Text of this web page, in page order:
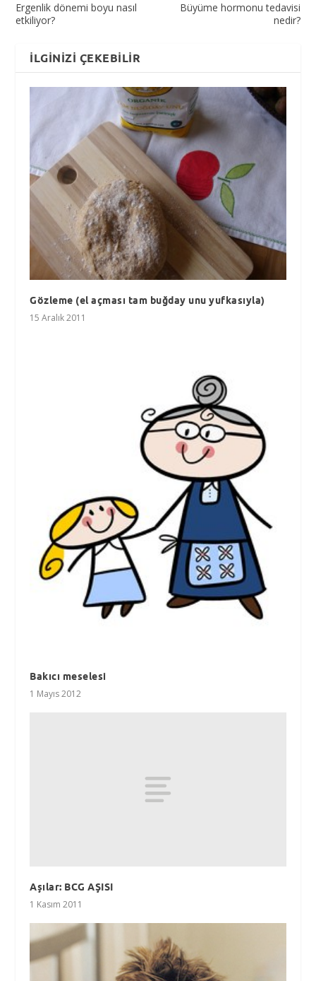
Ergenlik dönemi boyu nasıl
etkiliyor?
Büyüme hormonu tedavisi
nedir?
İLGINIZI ÇEKEBILIR
Gözleme (el açması tam buğday unu yufkasıyla)
15 Aralık 2011
Bakıcı meselesi
1 Mayıs 2012
Aşılar: BCG AŞISI
1 Kasım 2011